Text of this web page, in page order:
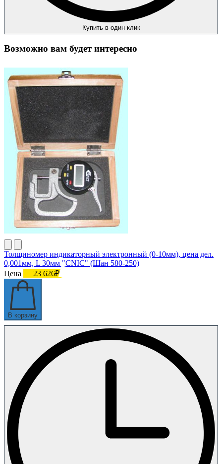
Купить в один клик
Возможно вам будет интересно
Толщиномер индикаторный электронный (0-10мм), цена дел.
0,001мм, L 30мм "CNIC" (Шан 580-250)
Цена
23 626₽
В корзину